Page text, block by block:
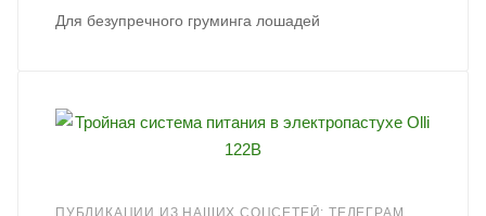
Для безупречного груминга лошадей
ПУБЛИКАЦИИ ИЗ НАШИХ СОЦСЕТЕЙ: ТЕЛЕГРАМ,